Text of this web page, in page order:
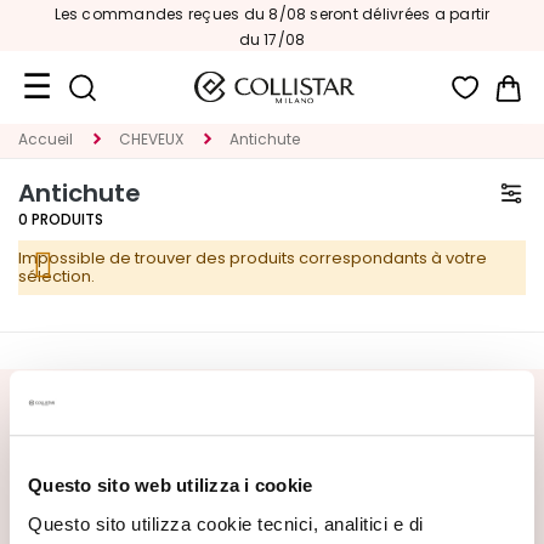
Questo sito web utilizza i cookie
Questo sito utilizza cookie tecnici, analitici e di
Les commandes reçues du 8/08 seront délivrées a partir
du 17/08
Format
Voyage
Nouveautés
VISAGE
G
R
Accueil CHEVEUX Antichute
Antichute
0 PRODUITS
Impossible de trouver des produits correspondants à votre
sélection.
attendent ! Recevez aussi votre offre de bienvenue :
de réduction
sur votre première commande.